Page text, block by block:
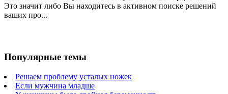
Это значит либо Вы находитесь в активном поиске решений
ваших про...
Популярные темы
Решаем проблему усталых ножек
Если мужчина младше